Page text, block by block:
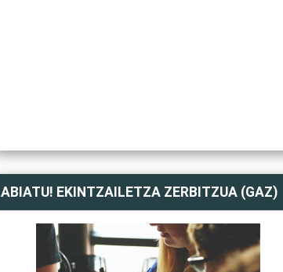
ABIATU! EKINTZAILETZA ZERBITZUA (GAZ)